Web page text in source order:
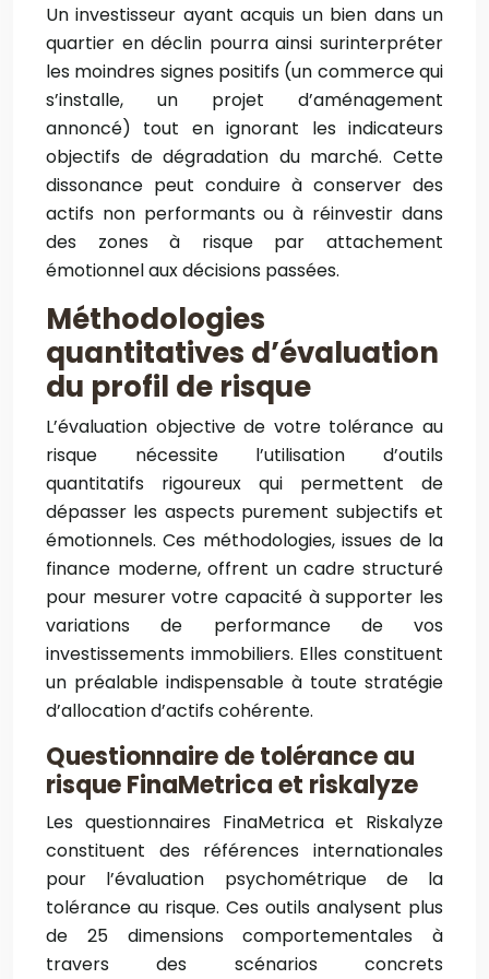
Un investisseur ayant acquis un bien dans un
quartier en déclin pourra ainsi surinterpréter
les moindres signes positifs (un commerce qui
s’installe, un projet d’aménagement
annoncé) tout en ignorant les indicateurs
objectifs de dégradation du marché. Cette
dissonance peut conduire à conserver des
actifs non performants ou à réinvestir dans
des zones à risque par attachement
émotionnel aux décisions passées.
Méthodologies
quantitatives d’évaluation
du profil de risque
L’évaluation objective de votre tolérance au
risque nécessite l’utilisation d’outils
quantitatifs rigoureux qui permettent de
dépasser les aspects purement subjectifs et
émotionnels. Ces méthodologies, issues de la
finance moderne, offrent un cadre structuré
pour mesurer votre capacité à supporter les
variations de performance de vos
investissements immobiliers. Elles constituent
un préalable indispensable à toute stratégie
d’allocation d’actifs cohérente.
Questionnaire de tolérance au
risque FinaMetrica et riskalyze
Les questionnaires FinaMetrica et Riskalyze
constituent des références internationales
pour l’évaluation psychométrique de la
tolérance au risque. Ces outils analysent plus
de 25 dimensions comportementales à
travers des scénarios concrets